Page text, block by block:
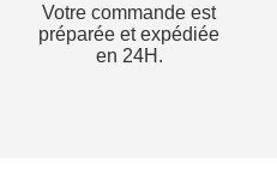
Votre commande est
préparée et expédiée
en 24H.